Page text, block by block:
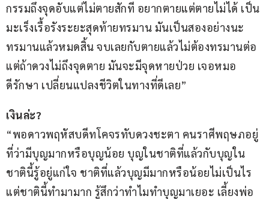
กรรมถึงจุดอับแต่ไม่ตายสักที อยากตายแต่ตายไม่ได้ เป็น
มะเร็งเรื้อรังระยะสุดท้ายทรมาน มันเป็นสองอย่างนะ
ทรมานแล้วหมดสิ้น จบเลยกับตายแล้วไม่ต้องทรมานต่อ
แต่ถ้าดวงไม่ถึงจุดตาย มันจะมีจุดหายป่วย เจอหมอ
ดีรักษา เปลี่ยนแปลงชีวิตในทางที่ดีเลย”
เงินล่ะ?
“พอดาวพฤหัสบดีทโคจรทับดวงชะตา คนราศีพฤษภอยู่
ที่ว่ามีบุญมากหรือบุญน้อย บุญในชาติที่แล้วกับบุญใน
ชาตินี้รู้อยู่แก่ใจ ชาติที่แล้วบุญมีมากหรือน้อยไม่เป็นไร
แต่ชาตินี้ทำมามาก รู้สึกว่าทำไมทำบุญมาเยอะ เลี้ยงพ่อ